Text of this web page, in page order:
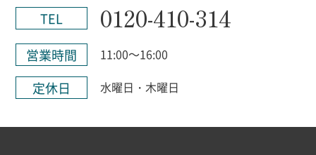
TEL 0120-410-314
営業時間 11:00～16:00
定休日 水曜日・木曜日